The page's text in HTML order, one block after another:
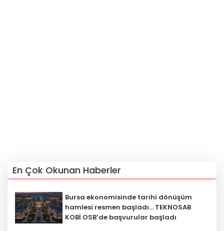
En Çok Okunan Haberler
Bursa ekonomisinde tarihi dönüşüm
hamlesi resmen başladı... TEKNOSAB
KOBİ OSB’de başvurular başladı